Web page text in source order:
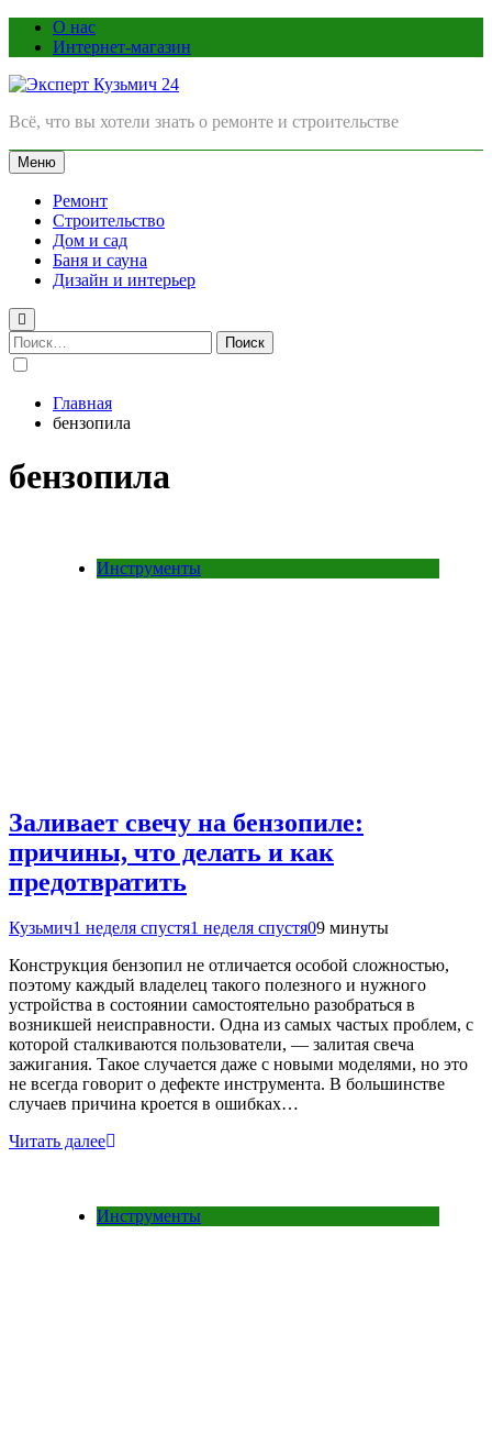
ПерейтиО нас
Интернет-магазин
Эксперт Кузьмич 24
Всё, что вы хотели знать о ремонте и строительстве
Меню
Ремонт
Строительство
Дом и сад
Баня и сауна
Дизайн и интерьер
Найти:
Главная
бензопила
бензопила
Инструменты
Заливает свечу на бензопиле:
причины, что делать и как
предотвратить
Кузьмич1 неделя спустя1 неделя спустя09 минуты
Конструкция бензопил не отличается особой сложностью,
поэтому каждый владелец такого полезного и нужного
устройства в состоянии самостоятельно разобраться в
возникшей неисправности. Одна из самых частых проблем, с
которой сталкиваются пользователи, — залитая свеча
зажигания. Такое случается даже с новыми моделями, но это
не всегда говорит о дефекте инструмента. В большинстве
случаев причина кроется в ошибках…
Читать далее
Инструменты